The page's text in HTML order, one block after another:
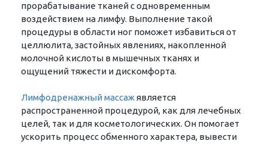
прорабатывание тканей с одновременным
воздействием на лимфу. Выполнение такой
процедуры в области ног поможет избавиться от
целлюлита, застойных явлениях, накопленной
молочной кислоты в мышечных тканях и
ощущений тяжести и дискомфорта.
Лимфодренажный массажявляется
распространенной процедурой, как для лечебных
целей, так и для косметологических. Он помогает
ускорить процесс обменного характера, вывести